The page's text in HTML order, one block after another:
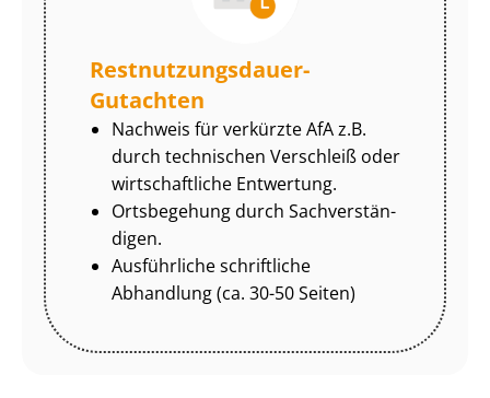
Rest­nut­zungs­dau­er-
Gutachten
Nachweis für verkürzte AfA z.B.
durch technischen Verschleiß oder
wirtschaftliche Entwertung.
Ortsbegehung durch Sach­ver­stän­
di­gen.
Ausführliche schriftliche
Abhandlung (ca. 30-50 Seiten)